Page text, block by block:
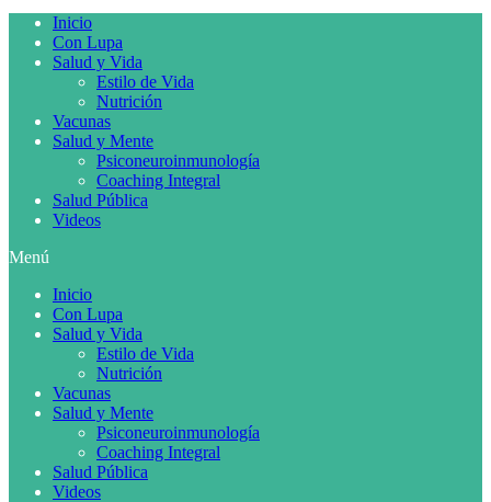
Inicio
Con Lupa
Salud y Vida
Estilo de Vida
Nutrición
Vacunas
Salud y Mente
Psiconeuroinmunología
Coaching Integral
Salud Pública
Videos
Menú
Inicio
Con Lupa
Salud y Vida
Estilo de Vida
Nutrición
Vacunas
Salud y Mente
Psiconeuroinmunología
Coaching Integral
Salud Pública
Videos